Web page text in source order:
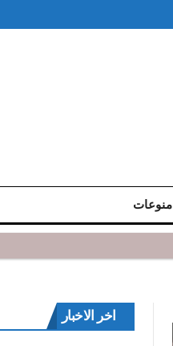
منوعات
اخر الاخبار